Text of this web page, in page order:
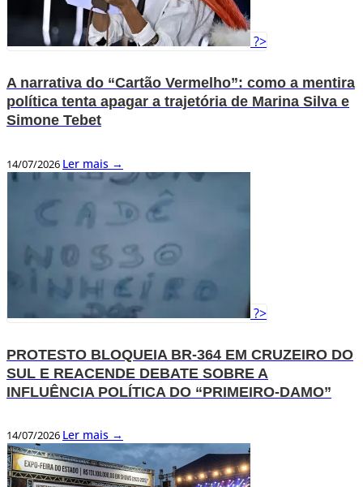
?>
A narrativa do “Cartão Vermelho”: como a mentira
política tenta apagar a trajetória de Marina Silva e
Simone Tebet
14/07/2026 Ler mais →
?>
PROTESTO BLOQUEIA BR-364 EM CRUZEIRO DO
SUL E REACENDE DEBATE SOBRE A
INFLUÊNCIA POLÍTICA DO “PRIMEIRO-DAMO”
14/07/2026 Ler mais →